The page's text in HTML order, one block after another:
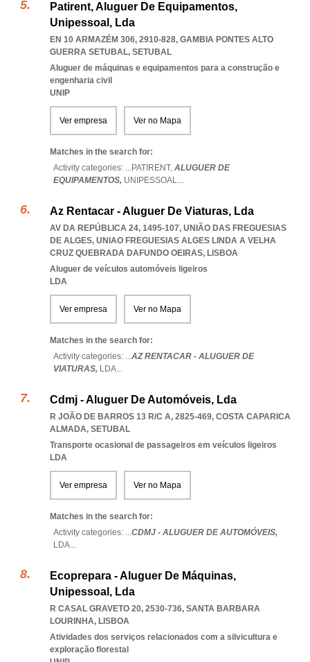
Patirent, Aluguer De Equipamentos,
Unipessoal, Lda
EN 10 ARMAZÉM 306, 2910-828, GAMBIA PONTES ALTO
GUERRA SETUBAL, SETUBAL
Aluguer de máquinas e equipamentos para a construção e
engenharia civil
UNIP
Ver empresa Ver no Mapa
Matches in the search for:
Activity categories: ...PATIRENT, ALUGUER DE
EQUIPAMENTOS, UNIPESSOAL...
Az Rentacar - Aluguer De Viaturas, Lda
AV DA REPÚBLICA 24, 1495-107, UNIÃO DAS FREGUESIAS
DE ALGES, UNIAO FREGUESIAS ALGES LINDA A VELHA
CRUZ QUEBRADA DAFUNDO OEIRAS, LISBOA
Aluguer de veículos automóveis ligeiros
LDA
Ver empresa Ver no Mapa
Matches in the search for:
Activity categories: ...AZ RENTACAR - ALUGUER DE
VIATURAS, LDA...
Cdmj - Aluguer De Automóveis, Lda
R JOÃO DE BARROS 13 R/C A, 2825-469, COSTA CAPARICA
ALMADA, SETUBAL
Transporte ocasional de passageiros em veículos ligeiros
LDA
Ver empresa Ver no Mapa
Matches in the search for:
Activity categories: ...CDMJ - ALUGUER DE AUTOMÓVEIS,
LDA...
Ecoprepara - Aluguer De Máquinas,
Unipessoal, Lda
R CASAL GRAVETO 20, 2530-736, SANTA BARBARA
LOURINHA, LISBOA
Atividades dos serviços relacionados com a silvicultura e
exploração florestal